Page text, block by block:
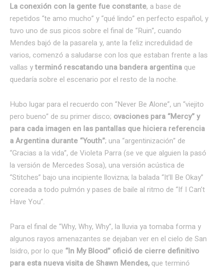
La conexión con la gente fue constante, a base de
repetidos “te amo mucho” y “qué lindo” en perfecto español, y
tuvo uno de sus picos sobre el final de “Ruin”, cuando
Mendes bajó de la pasarela y, ante la feliz incredulidad de
varios, comenzó a saludarse con los que estaban frente a las
vallas yterminó rescatando una bandera argentina que
quedaría sobre el escenario por el resto de la noche.
Hubo lugar para el recuerdo con “Never Be Alone”, un “viejito
pero bueno” de su primer disco; ovaciones para “Mercy” y
para cada imagen en las pantallas que hiciera referencia
a Argentina durante “Youth”; una “argentinización” de
“Gracias a la vida”, de Violeta Parra (se ve que alguien la pasó
la versión de Mercedes Sosa), una versión acústica de
“Stitches” bajo una incipiente llovizna; la balada “It’ll Be Okay”
coreada a todo pulmón y pases de baile al ritmo de “If I Can’t
Have You”.
Para el final de “Why, Why, Why”, la lluvia ya tomaba forma y
algunos rayos amenazantes se dejaban ver en el cielo de San
Isidro, por lo que “In My Blood” ofició de cierre definitivo
para esta nueva visita de Shawn Mendes, que terminó